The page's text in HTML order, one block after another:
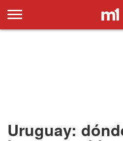
Uruguay: